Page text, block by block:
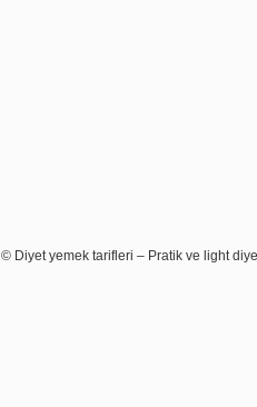
© Diyet yemek tarifleri – Pratik ve light